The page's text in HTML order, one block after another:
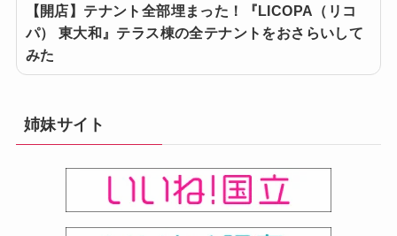
【開店】テナント全部埋まった！『LICOPA（リコ
パ） 東大和』テラス棟の全テナントをおさらいして
みた
姉妹サイト